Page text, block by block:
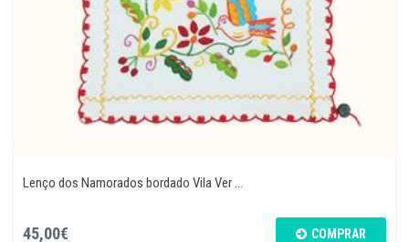
Lenço dos Namorados bordado Vila Ver ...
45,00€ COMPRAR